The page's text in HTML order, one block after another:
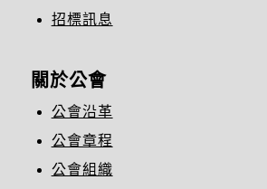
招標訊息
關於公會
公會沿革
公會章程
公會組織